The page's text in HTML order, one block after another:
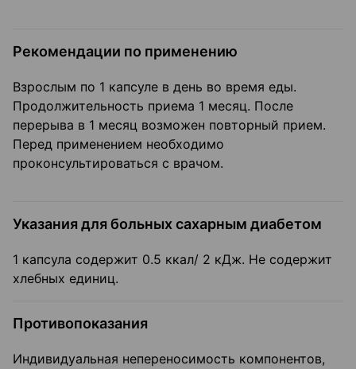
Рекомендации по применению
Взрослым по 1 капсуле в день во время еды.
Продолжительность приема 1 месяц. После
перерыва в 1 месяц возможен повторный прием.
Перед применением необходимо
проконсультироваться с врачом.
Указания для больных сахарным диабетом
1 капсула содержит 0.5 ккал/ 2 кДж. Не содержит
хлебных единиц.
Противопоказания
Индивидуальная непереносимость компонентов,